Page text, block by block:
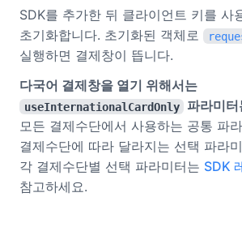
SDK를 추가한 뒤 클라이언트 키를 사
초기화합니다. 초기화된 객체로
실행하면 결제창이 뜹니다.
다국어 결제창을 열기 위해서는
useInternationalCardOnly
파라미
모든 결제수단에서 사용하는 공통 파
결제수단에 따라 달라지는 선택 파라
각 결제수단별 선택 파라미터는 SDK
참고하세요.